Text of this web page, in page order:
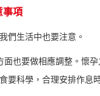
事項
們生活中也要注意。
面也要做相應調整。懷
要科學，合理安排作息